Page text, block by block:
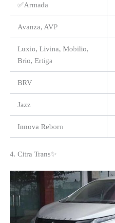
✅Armada
Avanza, AVP
Luxio, Livina, Mobilio,
Brio, Ertiga
BRV
Jazz
Innova Reborn
4. Citra Trans✨